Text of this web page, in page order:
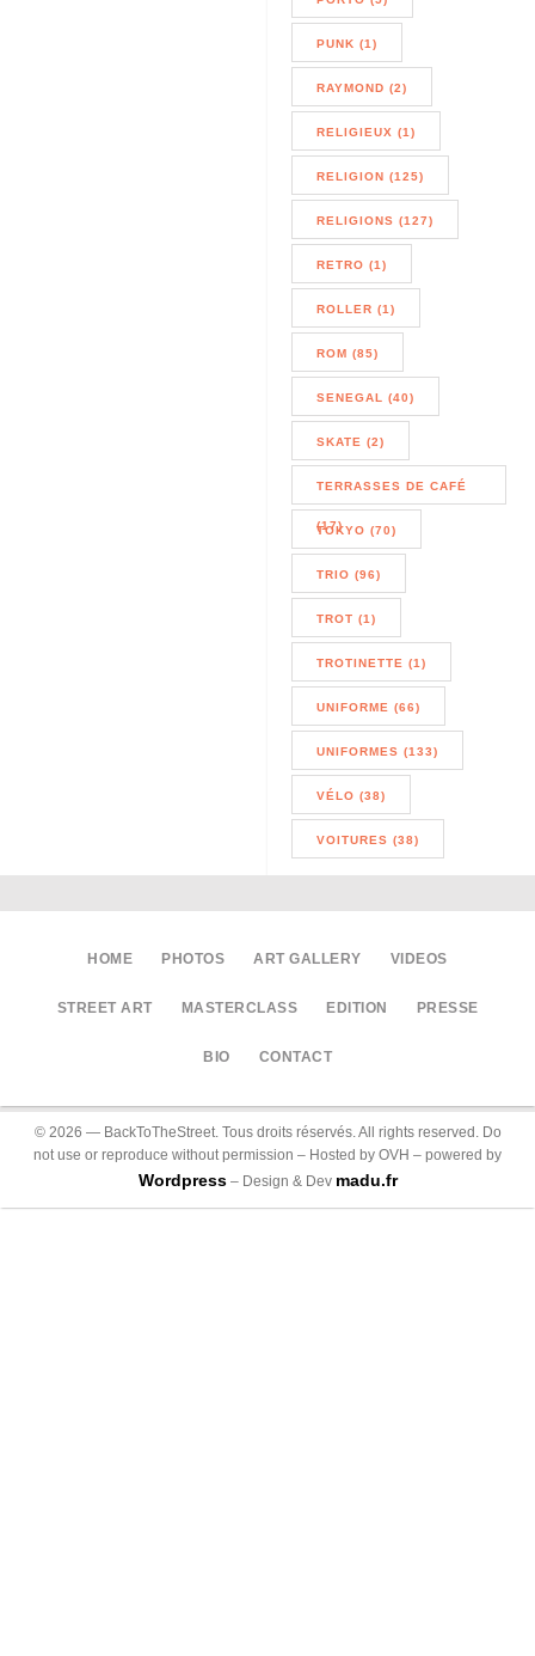
PUNK (1)
RAYMOND (2)
RELIGIEUX (1)
RELIGION (125)
RELIGIONS (127)
RETRO (1)
ROLLER (1)
ROM (85)
SENEGAL (40)
SKATE (2)
TERRASSES DE CAFÉ
(17)
TOKYO (70)
TRIO (96)
TROT (1)
TROTINETTE (1)
UNIFORME (66)
UNIFORMES (133)
VÉLO (38)
VOITURES (38)
HOME PHOTOS ART GALLERY VIDEOS
STREET ART MASTERCLASS EDITION PRESSE
BIO CONTACT
© 2026 — BackToTheStreet. Tous droits réservés. All rights reserved. Do
not use or reproduce without permission – Hosted by OVH – powered by
Wordpress– Design & Dev madu.fr